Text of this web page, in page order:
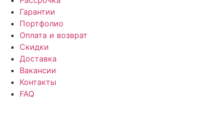
Гарантии
Портфолио
Оплата и возврат
Скидки
Доставка
Вакансии
Контакты
FAQ